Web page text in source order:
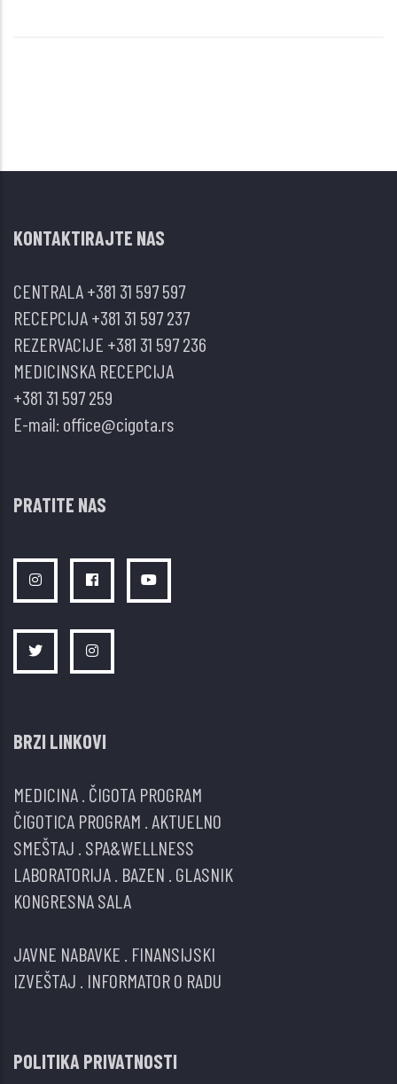
KONTAKTIRAJTE NAS
CENTRALA+381 31 597 597
RECEPCIJA+381 31 597 237
REZERVACIJE +381 31 597 236
MEDICINSKA RECEPCIJA
+381 31 597 259
E-mail: office@cigota.rs
PRATITE NAS
BRZI LINKOVI
MEDICINA ČIGOTA PROGRAM
ČIGOTICA PROGRAM AKTUELNO
SMEŠTAJ SPA&WELLNESS
LABORATORIJA BAZEN GLASNIK
KONGRESNA SALA
JAVNE NABAVKE FINANSIJSKI
IZVEŠTAJ INFORMATOR O RADU
POLITIKA PRIVATNOSTI